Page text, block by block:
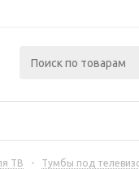
ТВ - Тумбы под